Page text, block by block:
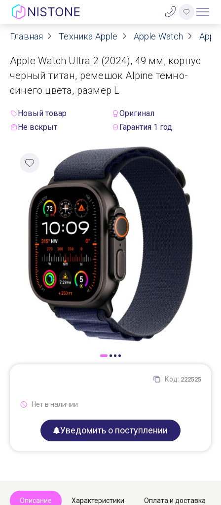
Акции
О нас
Блог
Договор оферты
Контакты
Гарантия
Оплата
Доставка
Самовывоз
Trade-In
Главная Техника Apple Apple Watch
Apple Watch Ultra 2 (2024), 49 мм, корпус
черный титан, ремешок Alpine темно-
синего цвета, размер L
Новый товар
Оригинал
Не вскрыт
Гарантия 1 год
Код: 222525
Нет в наличии
Уведомить о поступлении
Описание Характеристики Оплата и доставка